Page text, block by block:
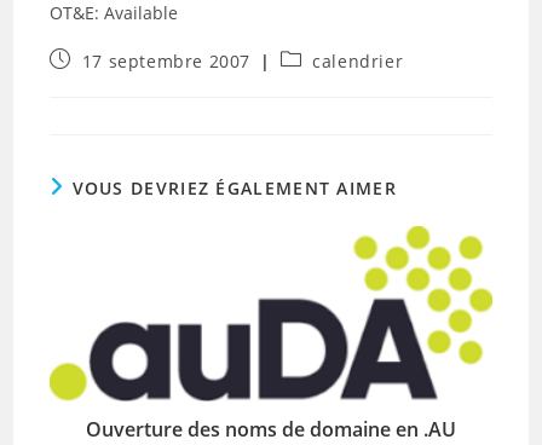
OT&E: Available
Publication
17 septembre 2007
Postcalendrier
VOUS DEVRIEZ ÉGALEMENT AIMER
Ouverture des noms de domaine en .AU